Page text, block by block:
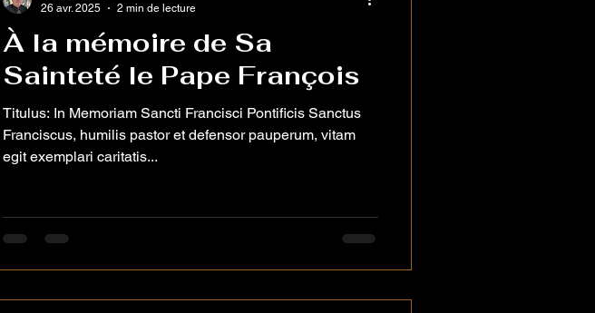
À la mémoire de Sa
Sainteté le Pape François
Titulus: In Memoriam Sancti Francisci Pontificis Sanctus
Franciscus, humilis pastor et defensor pauperum, vitam
egit exemplari caritatis...
26 avr. 2025
2 min de lecture